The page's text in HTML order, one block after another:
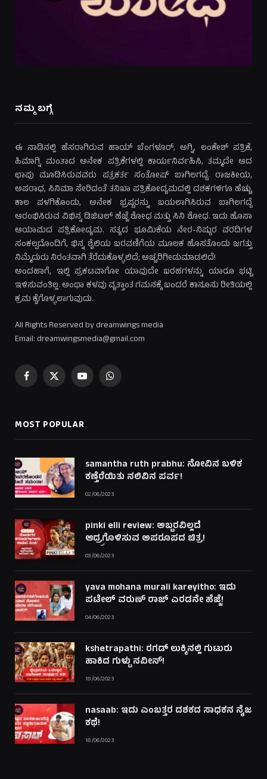
ನಮ್ಮ ಬಗ್ಗೆ
ಈ ನಾಡಿನಲ್ಲಿ ಹೆಸರಾಗಿರುವ ಹಾಯ್ ಬೆಂಗಳೂರ್, ಅಗ್ನಿ, ಲಂಕೇಶ್ ಪತ್ರಿಕೆ,
ಹಿಮಾಗ್ನಿ ಮಂತಾದ ಅನೇಕ ಪತ್ರಿಕೆಗಳಲ್ಲಿ ಕಾರ್ಯನಿರ್ವಹಿಸಿ, ತಮ್ಮದೇ ಆದ
ಛಾಪು ಮೂಡಿಸಿರುವವರು ಪತ್ರಕರ್ತ ಸಂತೋಷ್ ಬಾಗಿಲಗದ್ದೆ. ರಾಜಕೀಯ,
ಅಪರಾಧ, ಸಿನಿಮಾ ಸೇರಿದಂತೆ ತನಿಖಾ ಪತ್ರಿಕೋದ್ಯಮದಲ್ಲಿ ದಶಕಗಳಿಗೂ ಹೆಚ್ಚು
ಕಾಲ ಪಳಗಿಕೊಂಡು, ಅನೇಕ ಭ್ರಷ್ಟರನ್ನು ಬಯಲಾಗಿಸಿರುವ ಬಾಗಿಲಗದ್ದೆ
ಆರಂಭಿಸಿರುವ ವಿಭಿನ್ನ ಡಿಜಿಟಲ್ ಹೆಜ್ಜೆ ಶೋಧ ಮತ್ತು ಸಿನಿ ಶೋಧ. ಇದು ಹೊಸಾ
ಆಯಾಮದ ಪತ್ರಿಕೋದ್ಯಮ. ಸತ್ಯದ ಭೂಮಿಕೆಯ ನೇರ-ನಿಷ್ಠುರ ವರದಿಗಳ
ಸಂಕಲ್ಪದೊಂದಿಗೆ, ಭಿನ್ನ ಶೈಲಿಯ ಬರವಣಿಗೆಯ ಮೂಲಕ ಹೊಸತೊಂದು ಜಗತ್ತು
ನಿಮ್ಮೆದುರು ನಿರಂತವಾಗಿ ತೆರೆದುಕೊಳ್ಳಲಿದೆ; ಅಚ್ಚರಿಗೀಡುಮಾಡಲಿದೆ!
ಅಂದಹಾಗೆ, ಇಲ್ಲಿ ಪ್ರಕಟವಾಗೋ ಯಾವುದೇ ಬರಹಗಳನ್ನು ಯಾರೂ ಭಟ್ಟಿ
ಇಳಿಸುವಂತಿಲ್ಲ. ಅಂಥಾ ಕಳವು ವೃತ್ತಾಂತ ಗಮನಕ್ಕೆ ಬಂದರೆ ಕಾನೂನು ರೀತಿಯಲ್ಲಿ
ಕ್ರಮ ಕೈಗೊಳ್ಳಲಾಗುವುದು.
All Rights Reserved by dreamwings media
Email: dreamwingsmedia@gmail.com
Facebook
X
YouTubeWhatsApp
MOST POPULAR
samantha ruth prabhu: ನೋವಿನ ಬಳಿಕ
ಕಣ್ತೆರೆಯಿತು ನಲಿವಿನ ಪರ್ವ!
02/06/2023
pinki elli review: ಅಬ್ಬರವಿಲ್ಲದೆ
ಆದ್ರ್ರಗೊಳಿಸುವ ಅಪರೂಪದ ಚಿತ್ರ!
03/06/2023
yava mohana murali kareyitho: ಇದು
ಪಟೇಲ್ ವರುಣ್ ರಾಜ್ ಎರಡನೇ ಹೆಜ್ಜೆ!
04/06/2023
kshetrapathi: ರಗಡ್ ಲುಕ್ಕಿನಲ್ಲಿ ಗುಟುರು
ಹಾಕಿದ ಗುಳ್ಟು ನವೀನ್!
18/06/2023
nasaab: ಇದು ಎಂಬತ್ತರ ದಶಕದ ಸಾಧಕನ ನೈಜ
ಕಥೆ!
18/06/2023